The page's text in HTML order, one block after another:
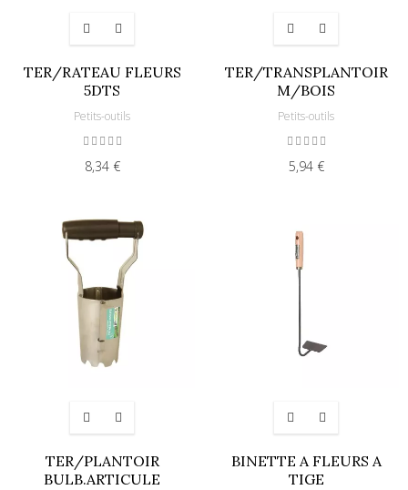
TER/RATEAU FLEURS
5DTS
Petits-outils
8,34 €
TER/TRANSPLANTOIR
M/BOIS
Petits-outils
5,94 €
TER/PLANTOIR
BULB.ARTICULE
BINETTE A FLEURS A
TIGE